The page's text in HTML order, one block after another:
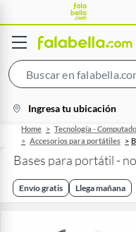
location-
icon
Ingresa tu ubicación
Home Tecnología -
Accesorios para portátiles
Bases para portátil -
Envío gratis Llega mañana